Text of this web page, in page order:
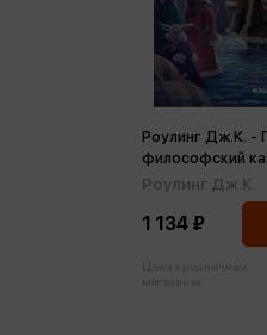
Роулинг Дж.К. -
философский
Роулинг Дж.К.
1 134 ₽